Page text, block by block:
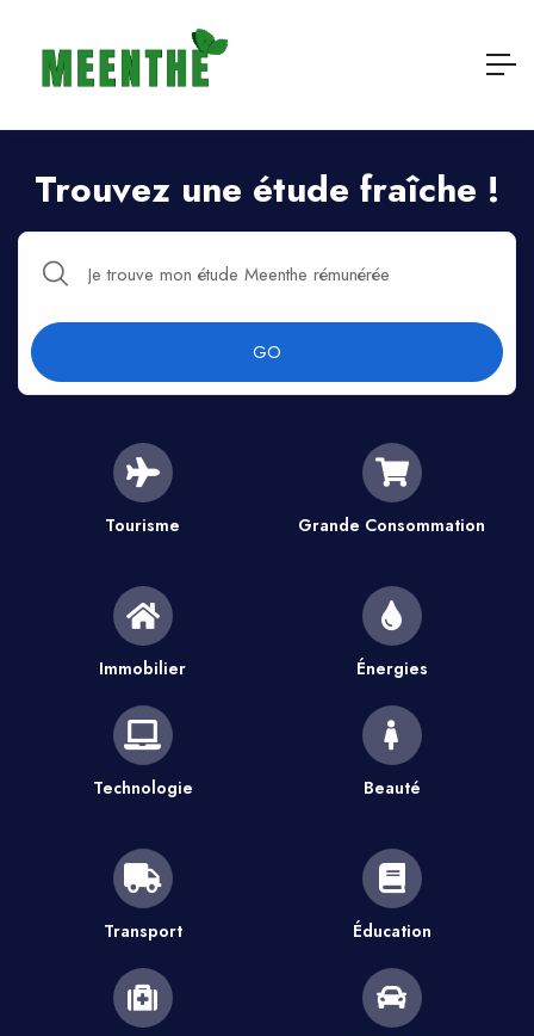
Trouvez une étude fraîche !​
GO
Tourisme
Immobilier
Grande Consommation
Énergies
Technologie
Transport
Beauté
Éducation